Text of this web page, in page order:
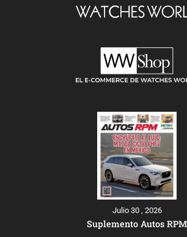
Julio 30 , 2026
Suplemento Autos RPM